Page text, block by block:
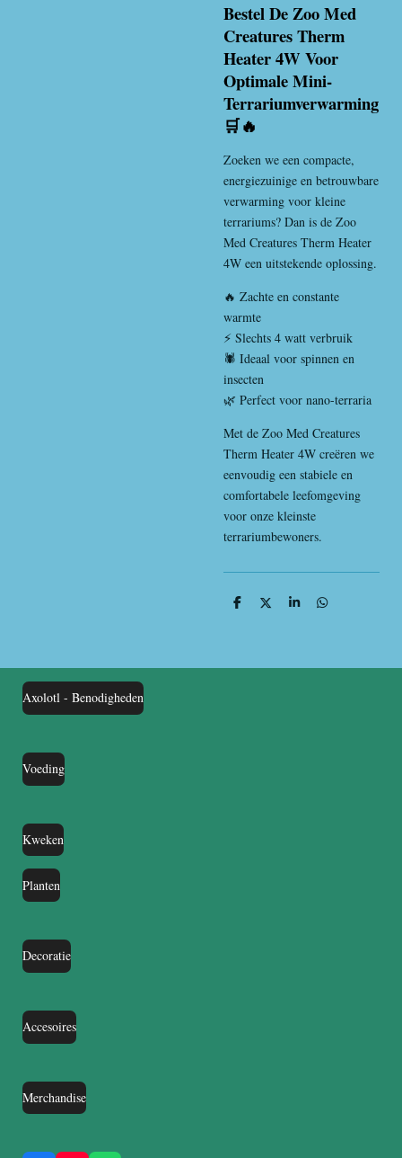
Bestel De Zoo Med
Creatures Therm
Heater 4W Voor
Optimale Mini-
Terrariumverwarming
🛒🔥
Zoeken we een compacte,
energiezuinige en betrouwbare
verwarming voor kleine
terrariums? Dan is de Zoo
Med Creatures Therm Heater
4W een uitstekende oplossing.
🔥 Zachte en constante
warmte
⚡ Slechts 4 watt verbruik
🕷️ Ideaal voor spinnen en
insecten
🌿 Perfect voor nano-terraria
Met de Zoo Med Creatures
Therm Heater 4W creëren we
eenvoudig een stabiele en
comfortabele leefomgeving
voor onze kleinste
terrariumbewoners.
D
D
S
D
Axolotl - Benodigheden
Voeding
Kweken
Planten
Decoratie
Accesoires
Merchandise